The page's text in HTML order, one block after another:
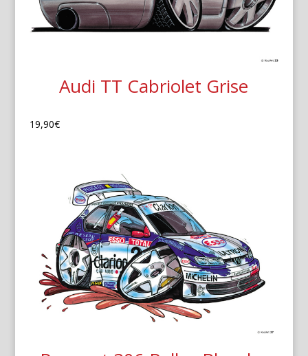
Audi TT Cabriolet Grise
19,90€